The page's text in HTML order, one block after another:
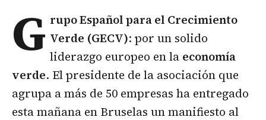
G rupo Español para el Crecimiento
Verde (GECV): por un solido
liderazgo europeo en la economía
verde. El presidente de la asociación que
agrupa a más de 50 empresas ha entregado
esta mañana en Bruselas un manifiesto al